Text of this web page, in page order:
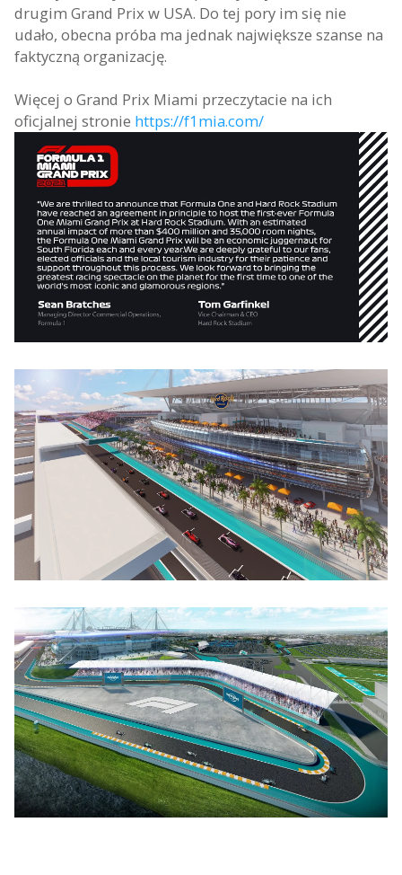
drugim Grand Prix w USA. Do tej pory im się nie
udało, obecna próba ma jednak największe szanse na
faktyczną organizację.
Więcej o Grand Prix Miami przeczytacie na ich
oficjalnej stronie https://f1mia.com/